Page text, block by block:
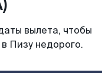
вылета, чтобы
Пизу недорого.